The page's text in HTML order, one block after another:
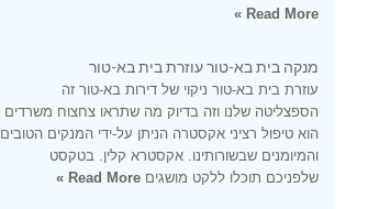
Read More »
מנקה בית בא-טור עוזרת בית בא-טור
עוזרת בית בא-טור ניקוי של דירות בא-טור זה
הספצליטה שלנו וזה בדיוק מה שתראו צחצוח משרדים
הוא טיפול רציני אקסטרה הניתן על-ידי המנקים הטובים
והמיומנים שבשורותינו. אקסטרא קלין. בטקסט
שלפניכם תוכלו ללקט מושגים Read More »